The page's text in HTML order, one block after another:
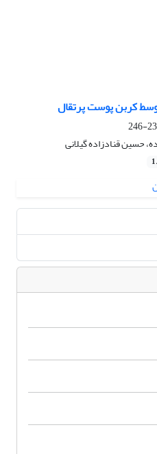
کربن پوست پرتقال
حسین قنادزاده گیلانی